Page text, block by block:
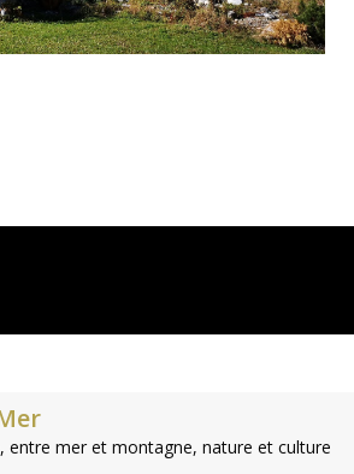
entre mer et montagne, nature et culture